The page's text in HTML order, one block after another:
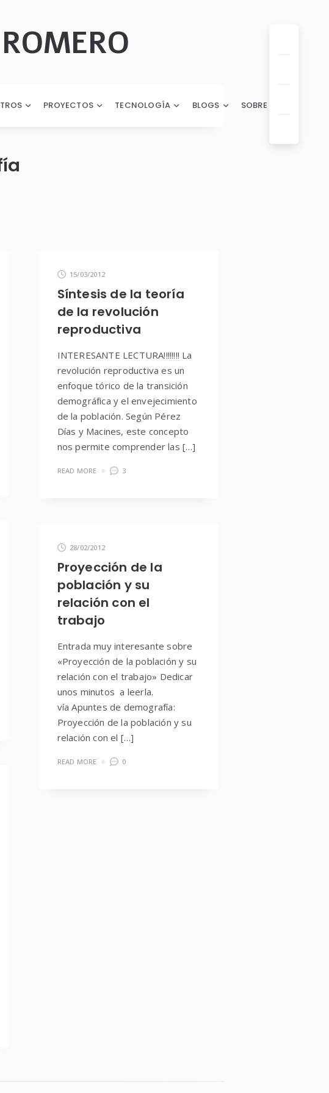
PROYECTOS TECNOLOGÍA BLOGS SOBRE MI
15/03/2012
Síntesis de la teoría
de la revolución
reproductiva
INTERESANTE LECTURA!!!!!!!! La
revolución reproductiva es un
enfoque tórico de la transición
demográfica y el envejecimiento
de la población. Según Pérez
Días y Macines, este concepto
nos permite comprender las […]
READ MORE 3
28/02/2012
Proyección de la
población y su
relación con el
trabajo
Entrada muy interesante sobre
«Proyección de la población y su
relación con el trabajo» Dedicar
unos minutos a leerla.
vía Apuntes de demografía:
Proyección de la población y su
relación con el […]
READ MORE 0